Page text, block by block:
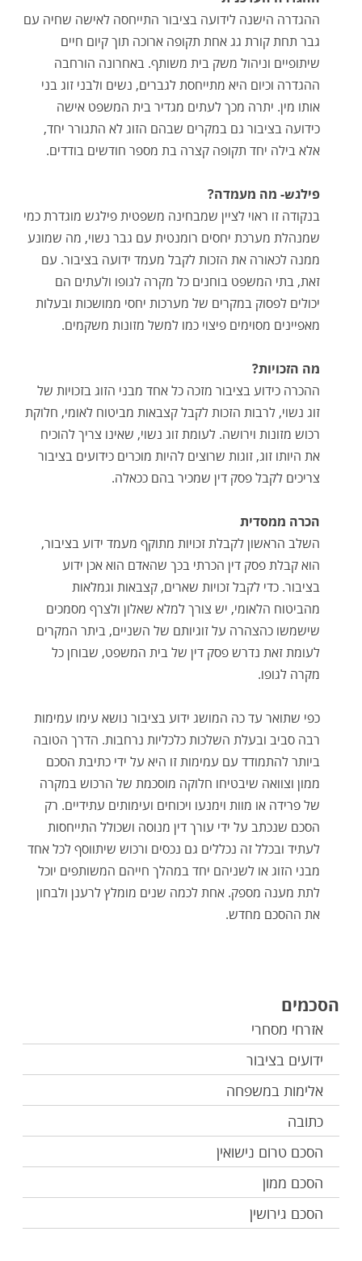
ההגדרה הישנה לידועה בציבור התייחסה לאישה שחיה עם
גבר תחת קורת גג אחת תקופה ארוכה תוך קיום חיים
שיתופיים וניהול משק בית משותף. באחרונה הורחבה
ההגדרה וכיום היא מתייחסת לגברים, נשים ולבני זוג בני
אותו מין. יתרה מכך לעתים מגדיר בית המשפט אישה
כידועה בציבור גם במקרים שבהם הזוג לא התגורר יחד,
אלא בילה יחד תקופה קצרה בת מספר חודשים בודדים.
פילגש- מה מעמדה?
בנקודה זו ראוי לציין שמבחינה משפטית פילגש מוגדרת כמי
שמנהלת מערכת יחסים רומנטית עם גבר נשוי, מה שמונע
ממנה לכאורה את הזכות לקבל מעמד ידועה בציבור. עם
זאת, בתי המשפט בוחנים כל מקרה לגופו ולעתים הם
יכולים לפסוק במקרים של מערכות יחסי ממושכות ובעלות
מאפיינים מסוימים פיצוי כמו למשל מזונות משקמים.
מה הזכויות?
ההכרה כידוע בציבור מזכה כל אחד מבני הזוג בזכויות של
זוג נשוי, לרבות הזכות לקבל קצבאות מביטוח לאומי, חלוקת
רכוש מזונות וירושה. לעומת זוג נשוי, שאינו צריך להוכיח
את היותו זוג, זוגות שרוצים להיות מוכרים כידועים בציבור
צריכים לקבל פסק דין שמכיר בהם ככאלה.
הכרה ממסדית
השלב הראשון לקבלת זכויות מתוקף מעמד ידוע בציבור,
הוא קבלת פסק דין הכרתי בכך שהאדם הוא אכן ידוע
בציבור. כדי לקבל זכויות שארים, קצבאות וגמלאות
מהביטוח הלאומי, יש צורך למלא שאלון ולצרף מסמכים
שישמשו כהצהרה על זוגיותם של השניים, ביתר המקרים
לעומת זאת נדרש פסק דין של בית המשפט, שבוחן כל
מקרה לגופו.
כפי שתואר עד כה המושג ידוע בציבור נושא עימו עמימות
רבה סביב ובעלת השלכות כלכליות נרחבות. הדרך הטובה
ביותר להתמודד עם עמימות זו היא על ידי כתיבת הסכם
ממון וצוואה שיבטיחו חלוקה מוסכמת של הרכוש במקרה
של פרידה או מוות וימנעו ויכוחים ועימותים עתידיים. רק
הסכם שנכתב על ידי עורך דין מנוסה ושכולל התייחסות
לעתיד ובכלל זה נכללים גם נכסים ורכוש שיתווסף לכל אחד
מבני הזוג או לשניהם יחד במהלך חייהם המשותפים יוכל
לתת מענה מספק. אחת לכמה שנים מומלץ לרענן ולבחון
את ההסכם מחדש.
הסכמים
אזרחי מסחרי
ידועים בציבור
אלימות במשפחה
כתובה
הסכם טרום נישואין
הסכם ממון
הסכם גירושין